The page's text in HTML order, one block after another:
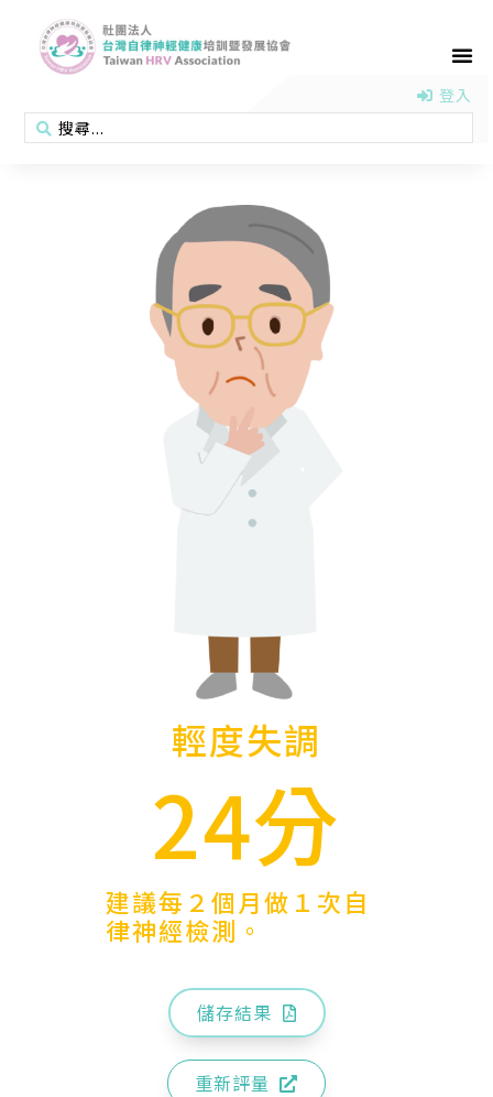
登入
輕度失調
24分
建議每２個月做１次自
律神經檢測。
儲存結果
重新評量